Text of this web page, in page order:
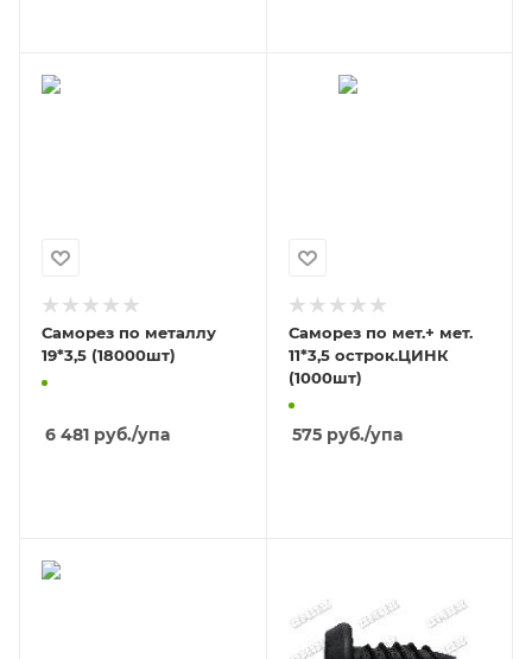
Саморез по металлу
19*3,5 (18000шт)
6 481 руб./упа
Саморез по мет.+ мет.
11*3,5 острок.ЦИНК
(1000шт)
575руб./упа